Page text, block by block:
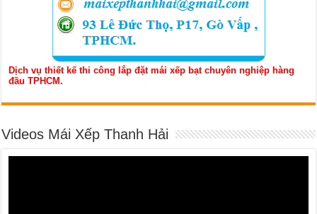
Dịch vụ thiết kế thi công lắp đặt mái xếp bạt chuyên nghiệp hàng
đầu TPHCM.
Videos Mái Xếp Thanh Hải